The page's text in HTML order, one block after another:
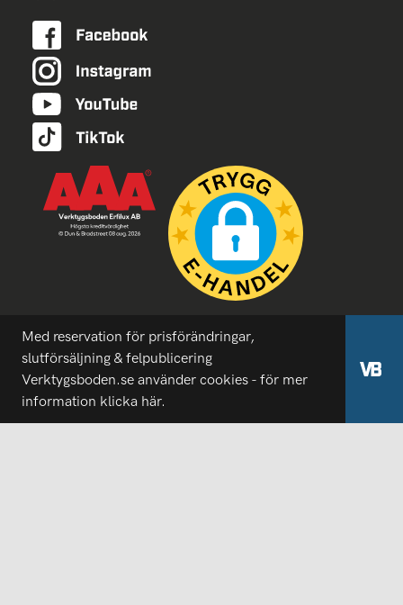
Med reservation för prisförändringar,
slutförsäljning & felpublicering
Verktygsboden.se använder cookies - för mer
information klicka här.